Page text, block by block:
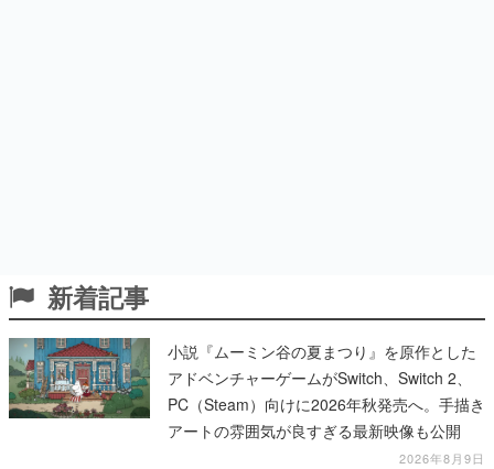
新着記事
小説『ムーミン谷の夏まつり』を原作とした
アドベンチャーゲームがSwitch、Switch 2、
PC（Steam）向けに2026年秋発売へ。手描き
アートの雰囲気が良すぎる最新映像も公開
2026年8月9日